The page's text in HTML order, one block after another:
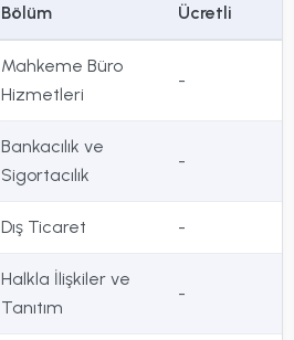
Bölüm Ücretli
Mahkeme Büro
Hizmetleri
-
Bankacılık ve
Sigortacılık
-
Dış Ticaret -
Halkla İlişkiler ve
Tanıtım
-